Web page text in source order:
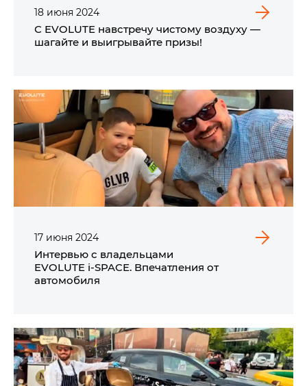
18 июня 2024
С EVOLUTE навстречу чистому воздуху —
шагайте и выигрывайте призы!
17 июня 2024
Интервью с владельцами
EVOLUTE i‑SPACE. Впечатления от
автомобиля